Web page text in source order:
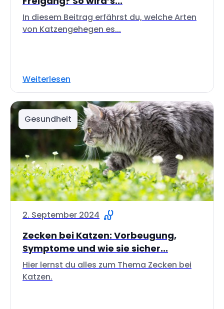
In diesem Beitrag erfährst du, welche Arten
von Katzengehegen es...
Weiterlesen
Gesundheit
2. September 2024
Zecken bei Katzen: Vorbeugung,
Symptome und wie sie sicher...
Hier lernst du alles zum Thema Zecken bei
Katzen.